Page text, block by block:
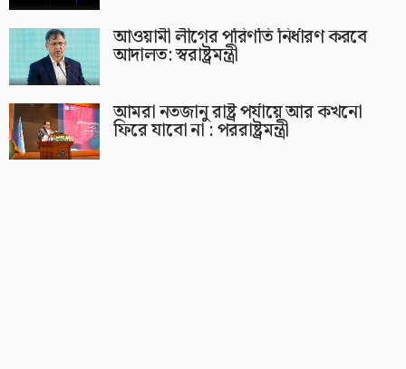
আওয়ামী লীগের পরিণতি নির্ধারণ করবে
আদালত: স্বরাষ্ট্রমন্ত্রী
আমরা নতজানু রাষ্ট্র পর্যায়ে আর কখনো
ফিরে যাবো না : পররাষ্ট্রমন্ত্রী